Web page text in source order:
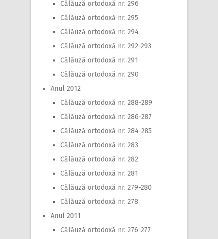
Călăuză ortodoxă nr. 296
Călăuză ortodoxă nr. 295
Călăuză ortodoxă nr. 294
Călăuză ortodoxă nr. 292-293
Călăuză ortodoxă nr. 291
Călăuză ortodoxă nr. 290
Anul 2012
Călăuză ortodoxă nr. 288-289
Călăuză ortodoxă nr. 286-287
Călăuză ortodoxă nr. 284-285
Călăuză ortodoxă nr. 283
Călăuză ortodoxă nr. 282
Călăuză ortodoxă nr. 281
Călăuză ortodoxă nr. 279-280
Călăuză ortodoxă nr. 278
Anul 2011
Călăuză ortodoxă nr. 276-277